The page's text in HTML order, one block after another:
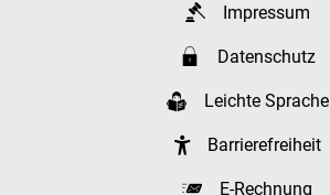
Impressum
Datenschutz
Leichte Sprache
Barrierefreiheit
E-Rechnung